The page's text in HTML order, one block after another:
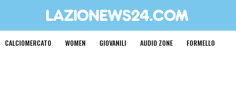
CALCIOMERCATO WOMEN GIOVANILI AUDIO ZONE FORMELLO